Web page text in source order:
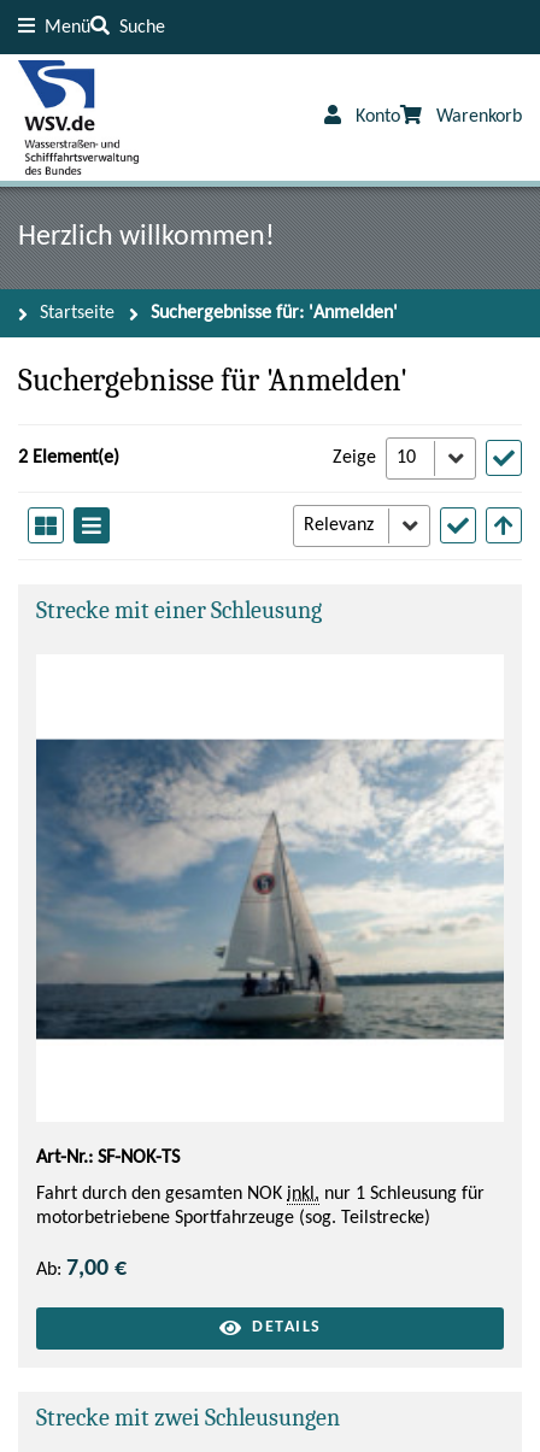
Menü Suche
Konto Warenkorb
Herzlich willkommen!
Startseite Suchergebnisse für: 'Anmelden'
Suchergebnisse für 'Anmelden'
2 Element(e) Zeige
Strecke mit einer Schleusung
Art-Nr.: SF-NOK-TS
Fahrt durch den gesamten NOK inkl. nur 1 Schleusung für
motorbetriebene Sportfahrzeuge (sog. Teilstrecke)
Ab: 7,00 €
DETAILS
Strecke mit zwei Schleusungen